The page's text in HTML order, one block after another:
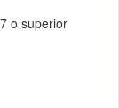
o superior